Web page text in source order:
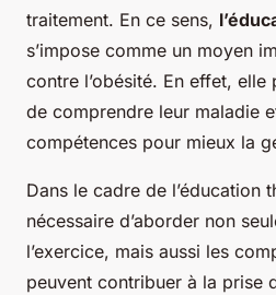
traitement. En ce sens,
s’impose comme un moyen
contre l’obésité. En effet,
de comprendre leur maladie
compétences pour mieux la
Dans le cadre de l’éducation
nécessaire d’aborder non
l’exercice, mais aussi les
peuvent contribuer à la prise